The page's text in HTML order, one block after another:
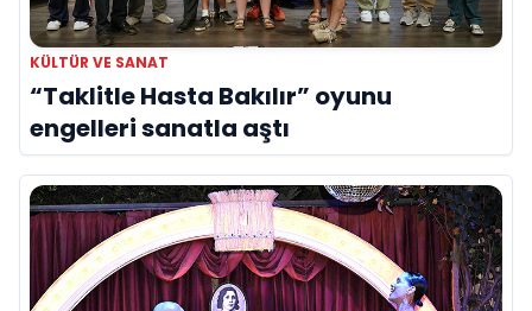
KÜLTÜR VE SANAT
“Taklitle Hasta Bakılır” oyunu
engelleri sanatla aştı